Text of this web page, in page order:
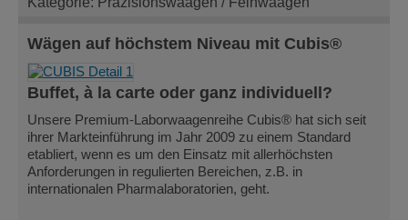
Wägen auf höchstem Niveau mit Cubis®
Buffet, à la carte oder ganz individuell?
Unsere Premium-Laborwaagenreihe Cubis® hat sich seit
ihrer Markteinführung im Jahr 2009 zu einem Standard
etabliert, wenn es um den Einsatz mit allerhöchsten
Anforderungen in regulierten Bereichen, z.B. in
internationalen Pharmalaboratorien, geht.